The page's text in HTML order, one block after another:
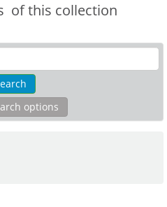
of this collection
options